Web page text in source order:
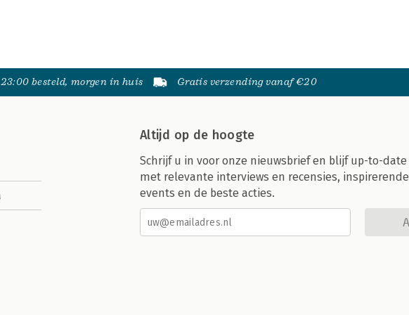
besteld, morgen in huis Gratis verzending vanaf €20
Altijd op de hoogte
Schrijf u in voor onze nieuwsbrief en blijf up-to-date
met relevante interviews en recensies, inspirerende
events en de beste acties.